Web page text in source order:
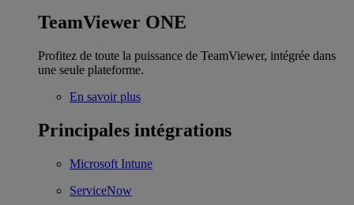
TeamViewer ONE
Profitez de toute la puissance de TeamViewer, intégrée dans
une seule plateforme.
En savoir plus
Principales intégrations
Microsoft Intune
ServiceNow